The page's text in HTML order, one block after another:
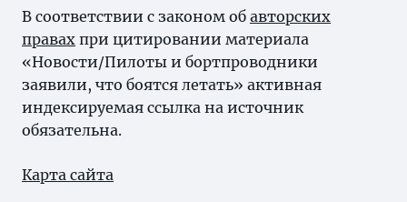
В соответствии с законом об авторских
правах при цитировании материала
«Новости/Пилоты и бортпроводники
заявили, что боятся летать» активная
индексируемая ссылка на источник
обязательна.
Карта сайта